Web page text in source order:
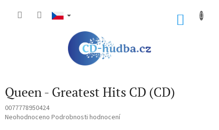
Queen - Greatest Hits CD (CD)
0077778950424
Průměrné
Neohodnoceno Podrobnosti hodnocení